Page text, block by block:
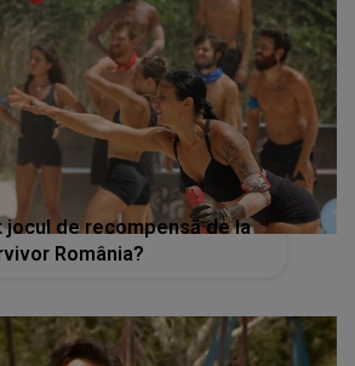
jocul de recompensă de la
România?